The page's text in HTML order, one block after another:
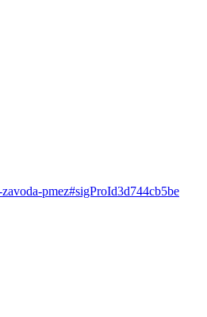
pmez#sigProId3d744cb5be